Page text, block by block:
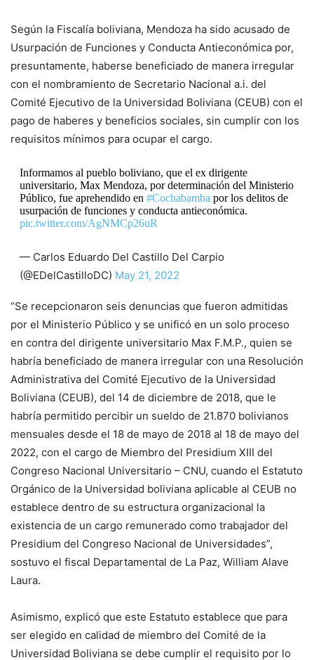
Según la Fiscalía boliviana, Mendoza ha sido acusado de
Usurpación de Funciones y Conducta Antieconómica por,
presuntamente, haberse beneficiado de manera irregular
con el nombramiento de Secretario Nacional a.i. del
Comité Ejecutivo de la Universidad Boliviana (CEUB) con el
pago de haberes y beneficios sociales, sin cumplir con los
requisitos mínimos para ocupar el cargo.
Informamos al pueblo boliviano, que el ex dirigente
universitario, Max Mendoza, por determinación del Ministerio
Público, fue aprehendido en #Cochabamba por los delitos de
usurpación de funciones y conducta antieconómica.
pic.twitter.com/AgNMCp26uR
— Carlos Eduardo Del Castillo Del Carpio
(@EDelCastilloDC) May 21, 2022
“Se recepcionaron seis denuncias que fueron admitidas
por el Ministerio Público y se unificó en un solo proceso
en contra del dirigente universitario Max F.M.P., quien se
habría beneficiado de manera irregular con una Resolución
Administrativa del Comité Ejecutivo de la Universidad
Boliviana (CEUB), del 14 de diciembre de 2018, que le
habría permitido percibir un sueldo de 21.870 bolivianos
mensuales desde el 18 de mayo de 2018 al 18 de mayo del
2022, con el cargo de Miembro del Presidium XIII del
Congreso Nacional Universitario – CNU, cuando el Estatuto
Orgánico de la Universidad boliviana aplicable al CEUB no
establece dentro de su estructura organizacional la
existencia de un cargo remunerado como trabajador del
Presidium del Congreso Nacional de Universidades”,
sostuvo el fiscal Departamental de La Paz, William Alave
Laura.
Asimismo, explicó que este Estatuto establece que para
ser elegido en calidad de miembro del Comité de la
Universidad Boliviana se debe cumplir el requisito por lo